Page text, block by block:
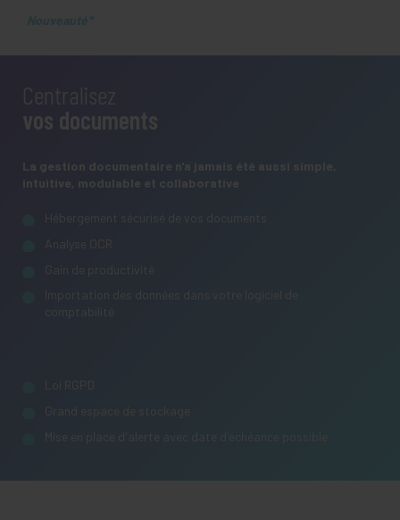
Nouveauté*
Centralisez
vos documents
Importation des données dans votre logiciel de
Grand espace de stockage
Mise en place d'alerte avec date d'échéance possible